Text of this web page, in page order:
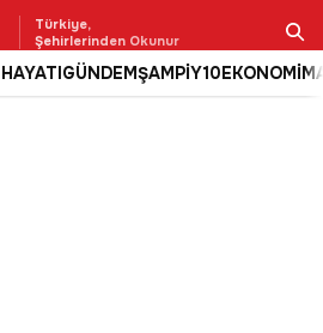
Türkiye,
Şehirlerinden Okunur
GÜNDEMŞAMPİY10EKONOMİ
Ara